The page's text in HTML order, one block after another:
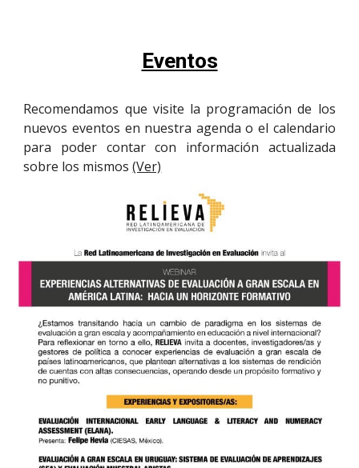
Eventos
Recomendamos que visite la programación de los
nuevos eventos en nuestra agenda o el calendario
para poder contar con información actualizada
sobre los mismos(Ver)